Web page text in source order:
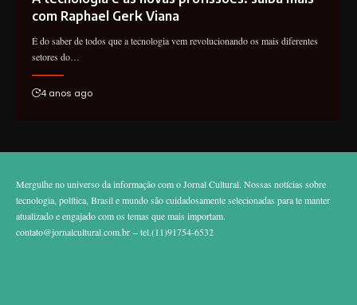
com Raphael Gerk Viana
É do saber de todos que a tecnologia vem revolucionando os mais diferentes
setores do…
4 anos ago
Mergulhe no universo da informação com o Jornal Cultural. Nossas notícias sobre
tecnologia, política, Brasil e mundo são cuidadosamente selecionadas para te manter
atualizado e engajado com os temas que mais importam.
contato@jornalcultural.com.br – tel.(11)91754-6532